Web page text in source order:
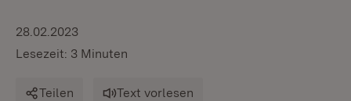
28.02.2023
Lesezeit: 3 Minuten
Teilen Text vorlesen